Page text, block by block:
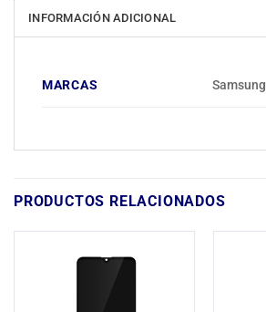
INFORMACIÓN ADICIONAL
MARCAS Samsung
PRODUCTOS RELACIONADOS